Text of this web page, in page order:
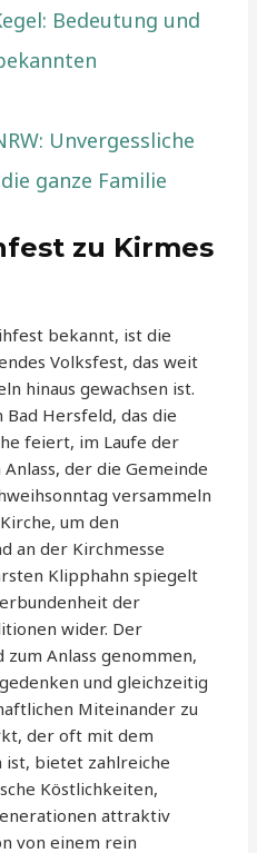
Bedeutung und
Unvergessliche
ganze Familie
zu Kirmes
bekannt, ist die
Volksfest, das weit
hinaus gewachsen ist.
Bad Hersfeld, das die
feiert, im Laufe der
der die Gemeinde
versammeln
um den
an der Kirchmesse
Klipphahn spiegelt
der
wider. Der
Anlass genommen,
und gleichzeitig
Miteinander zu
der oft mit dem
ist, bietet zahlreiche
Köstlichkeiten,
attraktiv
von einem rein